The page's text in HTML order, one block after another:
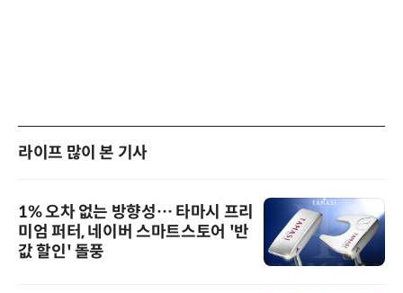
라이프 많이 본 기사
1% 오차 없는 방향성… 타마시 프리
미엄 퍼터, 네이버 스마트스토어 '반
값 할인' 돌풍